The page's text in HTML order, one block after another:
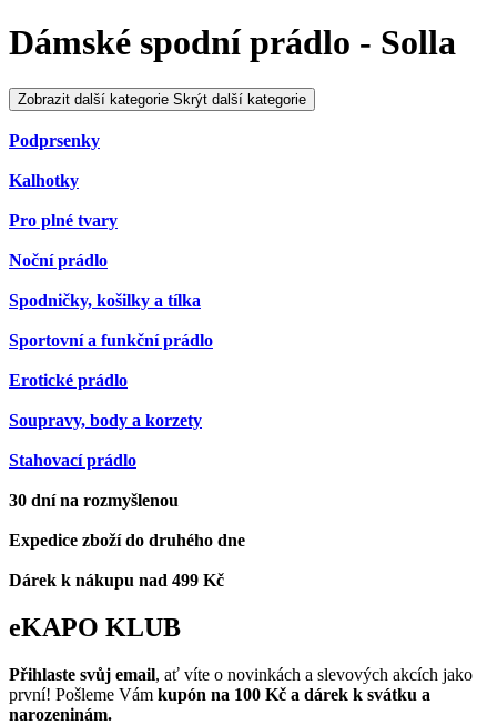
Dámské spodní prádlo - Solla
Zobrazit další kategorie Skrýt další kategorie
Podprsenky
Kalhotky
Pro plné tvary
Noční prádlo
Spodničky, košilky a tílka
Sportovní a funkční prádlo
Erotické prádlo
Soupravy, body a korzety
Stahovací prádlo
30 dní na rozmyšlenou
Expedice zboží do druhého dne
Dárek k nákupu nad 499 Kč
eKAPO KLUB
Přihlaste svůj email, ať víte o novinkách a slevových akcích jako
první! Pošleme Vám kupón na 100 Kč a dárek k svátku a
narozeninám.